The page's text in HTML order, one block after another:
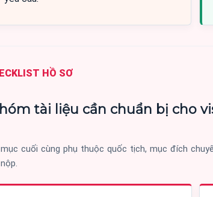
HỒ SƠ
tài liệu cần chuẩn bị cho
mục cuối cùng phụ thuộc quốc tịch, mục đích